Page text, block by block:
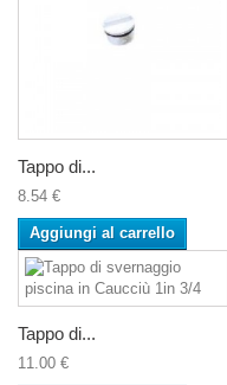
Tappo di...
8.54 €
Aggiungi al carrello
Tappo di...
11.00 €